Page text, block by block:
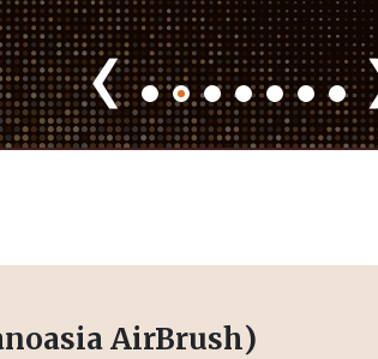
‹
AirBrush)